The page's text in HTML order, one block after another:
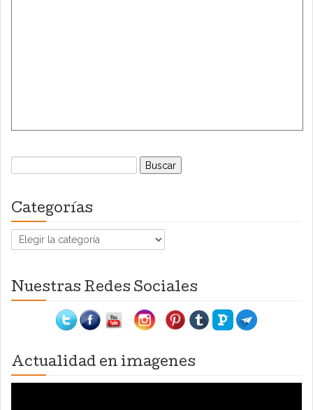
Buscar:
Categorías
Categorías
Nuestras Redes Sociales
Actualidad en imagenes